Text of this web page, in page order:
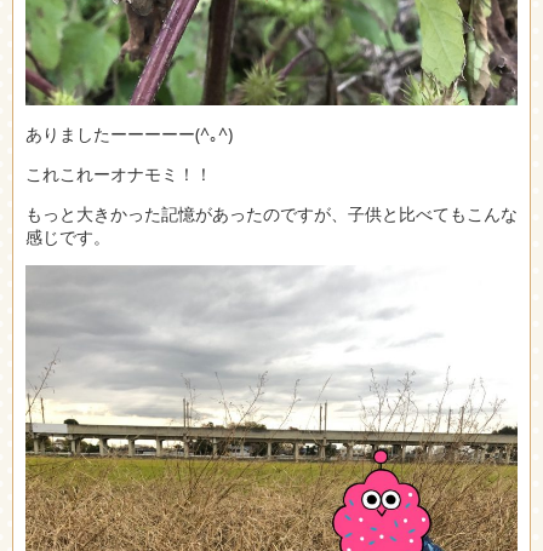
ありましたーーーーー(^｡^)
これこれーオナモミ！！
もっと大きかった記憶があったのですが、子供と比べてもこんな
感じです。